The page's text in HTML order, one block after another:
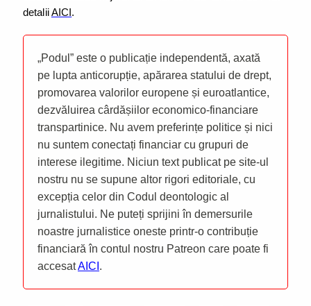
detaliiAICI.
„Podul” este o publicație independentă, axată
pe lupta anticorupție, apărarea statului de drept,
promovarea valorilor europene și euroatlantice,
dezvăluirea cârdășiilor economico-financiare
transpartinice. Nu avem preferințe politice și nici
nu suntem conectați financiar cu grupuri de
interese ilegitime. Niciun text publicat pe site-ul
nostru nu se supune altor rigori editoriale, cu
excepția celor din Codul deontologic al
jurnalistului. Ne puteți sprijini în demersurile
noastre jurnalistice oneste printr-o contribuție
financiară în contul nostru Patreon care poate fi
accesatAICI .